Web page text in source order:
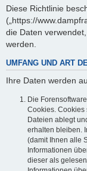
Diese Richtlinie
(„https://
die Daten
werden.
UMFANG UND ART
Ihre Daten werden
Die
Cookies. Cookies
Dateien ablegt
erhalten bleiben.
(damit Ihnen alle
Informationen
dieser als